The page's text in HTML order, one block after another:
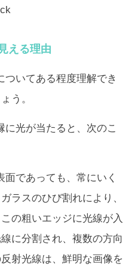
える理由
ついてある程度理解でき
う。
に光が当たると、次のこ
であっても、常にいく
ラスのひび割れにより、
の粗いエッジに光線が入
に分割され、複数の方向
射光線は、鮮明な画像を